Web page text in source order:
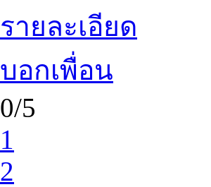
รายละเอียด
บอกเพื่อน
0/5
1
2